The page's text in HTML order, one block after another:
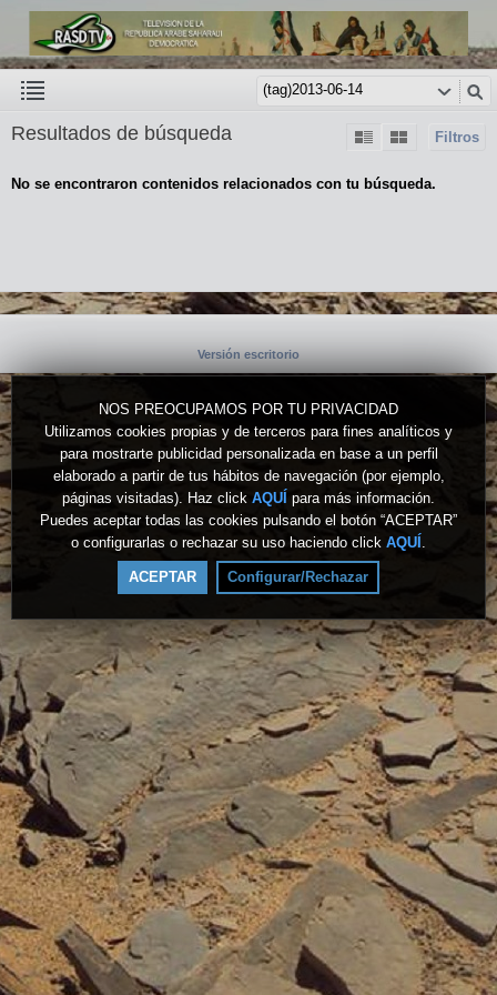
NOS PREOCUPAMOS POR TU PRIVACIDAD
Utilizamos cookies propias y de terceros para fines analíticos y
para mostrarte publicidad personalizada en base a un perfil
elaborado a partir de tus hábitos de navegación (por ejemplo,
páginas visitadas). Haz click AQUÍ para más información.
Puedes aceptar todas las cookies pulsando el botón “ACEPTAR”
o configurarlas o rechazar su uso haciendo click AQUÍ .
ACEPTAR Configurar/Rechazar
Filtros
Resultados de búsqueda
No se encontraron contenidos relacionados con tu búsqueda.
Versión escritorio